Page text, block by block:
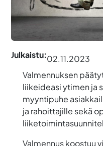
Julkaistu:02.11.2023
Valmennuksen
liikeideasi ytimen ja
myyntipuhe
ja rahoittajille sekä
Valmennus koostuu